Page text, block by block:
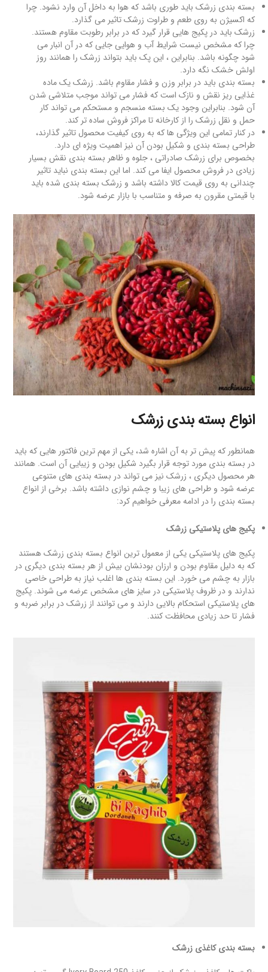
بسته بندی زرشک باید طوری باشد که هوا به داخل آن وارد نشود. چرا
که اکسیژن به روی طعم و طراوت زرشک تاثیر می گذارد.
زرشک باید در پکیج هایی قرار گیرد که در برابر رطوبت مقاوم هستند.
چرا که مشخص نیست شرایط آب و هوایی جایی که در آن انبار می
شود چگونه باشد. بنابراین ، این پک باید بتواند زرشک را همانند روز
اولش خشک نگه دارد.
بسته بندی باید در برابر وزن و فشار مقاوم باشد. زرشک یک ماده
غذایی ریز نقش و نازک است که فشار می تواند موجب متلاشی شدن
آن شود. بنابراین وجود یک بسته منسجم و مستحکم می تواند کار
حمل و نقل زرشک را از کارخانه تا مراکز فروش ساده تر کند.
در کنار تمامی این ویژگی ها که به روی کیفیت محصول تاثیر گذارند،
طراحی بسته بندی و شکیل بودن آن نیز اهمیت ویژه ای دارد.
بخصوص برای زرشک صادراتی ، جلوه و ظاهر بسته بندی نقش بسیار
زیادی در فروش محصول ایفا می کند. اما این بسته بندی نباید تاثیر
چندانی به روی قیمت کالا داشته باشد و زرشک بسته بندی شده باید
با قیمتی مقرون به صرفه و متناسب با بازار عرضه شود.
انواع بسته بندی زرشک
همانطور که پیش تر به آن اشاره شد، یکی از مهم ترین فاکتور هایی که باید
در بسته بندی مورد توجه قرار بگیرد شکیل بودن و زیبایی آن است. همانند
هر محصول دیگری ، زرشک نیز می تواند در بسته بندی های متنوعی
عرضه شود و طراحی های زیبا و چشم نوازی داشته باشد. برخی از انواع
بسته بندی را در ادامه معرفی خواهیم کرد:
پکیج های پلاستیکی زرشک
پکیج های پلاستیکی یکی از معمول ترین انواع بسته بندی زرشک هستند
که به دلیل مقاوم بودن و ارزان بودنشان بیش از هر بسته بندی دیگری در
بازار به چشم می خورد. این بسته بندی ها اغلب نیاز به طراحی خاصی
ندارند و در ظروف پلاستیکی در سایز های مشخص عرضه می شوند. پکیج
های پلاستیکی استحکام بالایی دارند و می توانند از زرشک در برابر ضربه و
فشار تا حد زیادی محافظت کنند.
بسته بندی کاغذی زرشک